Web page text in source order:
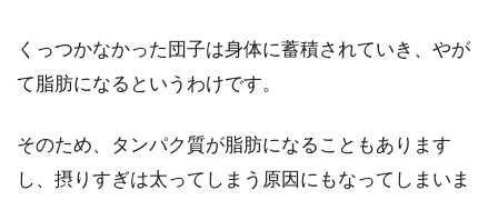
今回は、意外とカロリーの高い食材や、カロリ
ーが高くなってしまう調理法について調べてみ
ました。一...
くっつかなかった団子は身体に蓄積されていき、やが
て脂肪になるというわけです。
そのため、タンパク質が脂肪になることもあります
し、摂りすぎは太ってしまう原因にもなってしまいま